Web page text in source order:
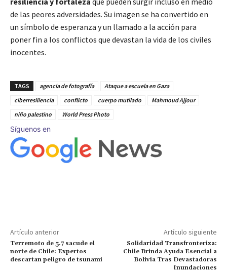
de las peores adversidades. Su imagen se ha convertido en
un símbolo de esperanza y un llamado a la acción para
poner fin a los conflictos que devastan la vida de los civiles
inocentes.
TAGS agencia de fotografía
Ataque a escuela en Gaza
ciberresiliencia
conflicto cuerpo mutilado
Mahmoud Ajjour
niño palestino
World Press Photo
Síguenos en
Artículo anterior
Terremoto de 5.7 sacude el
norte de Chile: Expertos
descartan peligro de tsunami
Artículo siguiente
Solidaridad Transfronteriza:
Chile Brinda Ayuda Esencial a
Bolivia Tras Devastadoras
Inundaciones